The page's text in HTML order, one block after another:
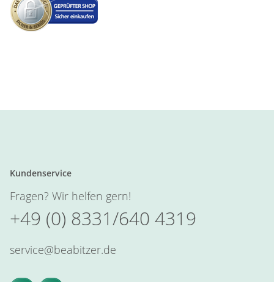
Kundenservice
Fragen? Wir helfen gern!
+49 (0) 8331/640 4319
service@beabitzer.de